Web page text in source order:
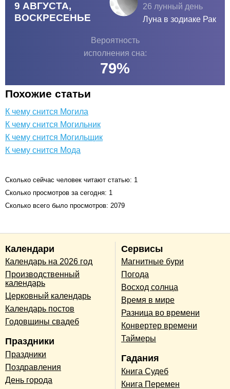
9 АВГУСТА,
ВОСКРЕСЕНЬЕ
26 лунный день
Луна в зодиаке Рак
Вероятность
исполнения сна:
79%
Похожие статьи
К чему снится Могила
К чему снится Могильник
К чему снится Могильщик
К чему снится Мода
Сколько сейчас человек читают статью: 1
Сколько просмотров за сегодня: 1
Сколько всего было просмотров: 2079
Календари
Календарь на 2026 год
Производственный
календарь
Церковный календарь
Календарь постов
Годовщины свадеб
Праздники
Праздники
Поздравления
День города
Сервисы
Магнитные бури
Погода
Восход солнца
Время в мире
Разница во времени
Конвертер времени
Таймеры
Гадания
Книга Судеб
Книга Перемен